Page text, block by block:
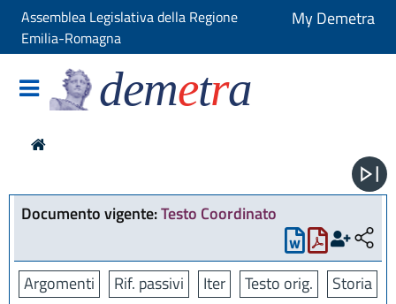
Assemblea Legislativa della Regione
Emilia-Romagna
My Demetra
demetra
Documento vigente:Testo Coordinato
Argomenti Rif. passivi Iter Testo orig.
Storia